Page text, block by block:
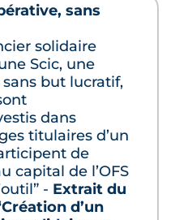
sans
solidaire
Scic, une
but lucratif,
dans
titulaires d’un
de
capital de l’OFS
- Extrait du
d’un